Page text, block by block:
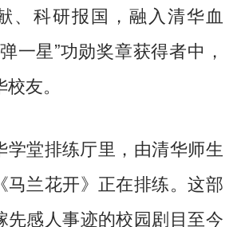
科研报国，融入清华血
一星”功勋奖章获得者中，
友。
堂排练厅里，由清华师生
马兰花开》正在排练。这部
先感人事迹的校园剧目至今